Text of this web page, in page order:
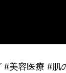
#美容医療 #肌